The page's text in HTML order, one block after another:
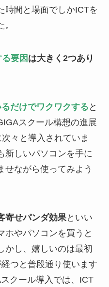
時間と場面でしかICTを
要因 は大きく2つあり
だけでワクワクする と
スクール構想の進展
々と導入されていま
新しいパソコンを手に
せながら使ってみよう
寄せパンダ効果といい
ホやパソコンを買うと
かし、嬉しいのは最初
つと普段通り使います
クール導入では、ICT